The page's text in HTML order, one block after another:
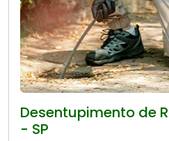
Desentupimento de
- SP